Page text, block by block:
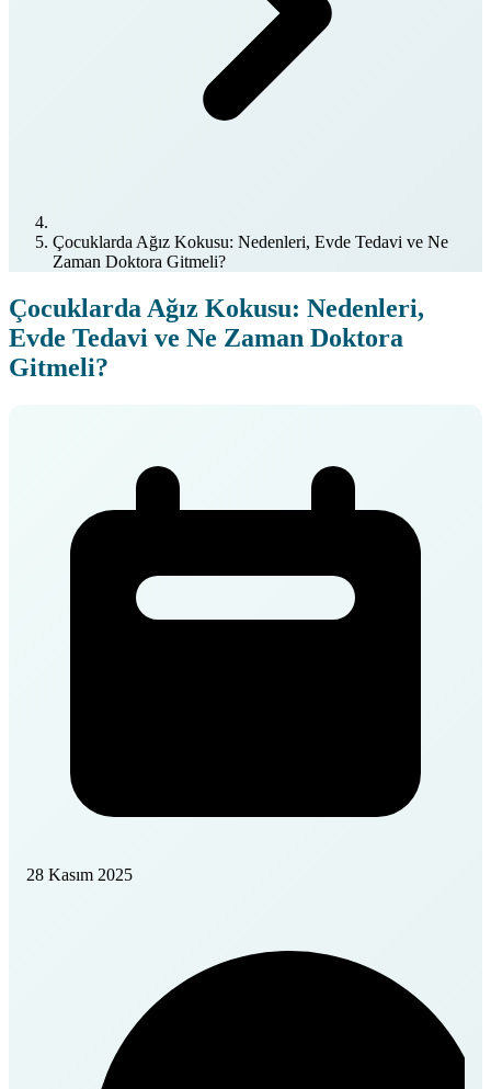
Çocuklarda Ağız Kokusu: Nedenleri, Evde Tedavi ve Ne
Zaman Doktora Gitmeli?
Çocuklarda Ağız Kokusu: Nedenleri,
Evde Tedavi ve Ne Zaman Doktora
Gitmeli?
28 Kasım 2025